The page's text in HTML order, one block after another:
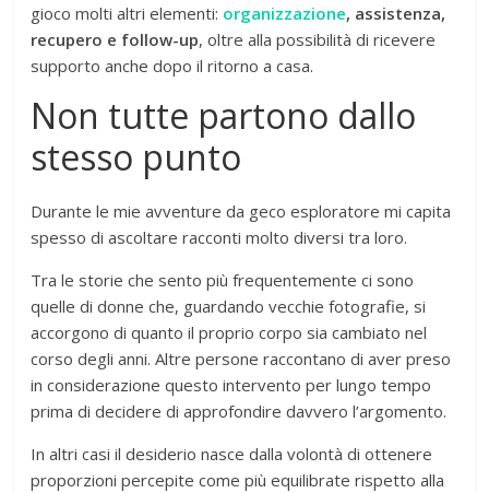
gioco molti altri elementi: organizzazione, assistenza,
recupero e follow-up, oltre alla possibilità di ricevere
supporto anche dopo il ritorno a casa.
Non tutte partono dallo
stesso punto
Durante le mie avventure da geco esploratore mi capita
spesso di ascoltare racconti molto diversi tra loro.
Tra le storie che sento più frequentemente ci sono
quelle di donne che, guardando vecchie fotografie, si
accorgono di quanto il proprio corpo sia cambiato nel
corso degli anni. Altre persone raccontano di aver preso
in considerazione questo intervento per lungo tempo
prima di decidere di approfondire davvero l’argomento.
In altri casi il desiderio nasce dalla volontà di ottenere
proporzioni percepite come più equilibrate rispetto alla